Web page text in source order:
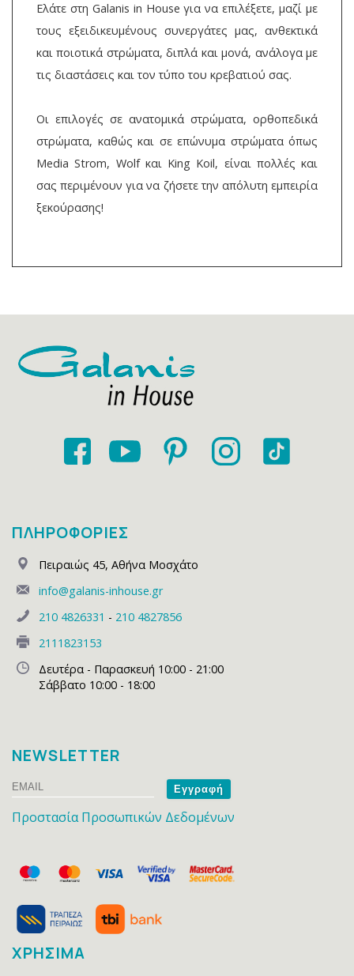
Ελάτε στη Galanis in House για να επιλέξετε, μαζί με
τους εξειδικευμένους συνεργάτες μας, ανθεκτικά
και ποιοτικά στρώματα, διπλά και μονά, ανάλογα με
τις διαστάσεις και τον τύπο του κρεβατιού σας.
Οι επιλογές σε ανατομικά στρώματα, ορθοπεδικά
στρώματα, καθώς και σε επώνυμα στρώματα όπως
Media Strom, Wolf και King Koil, είναι πολλές και
σας περιμένουν για να ζήσετε την απόλυτη εμπειρία
ξεκούρασης!
ΠΛΗΡΟΦΟΡΙΕΣ
Πειραιώς 45, Αθήνα Μοσχάτο
info@galanis-inhouse.gr
210 4826331 - 210 4827856
2111823153
Δευτέρα - Παρασκευή 10:00 - 21:00
Σάββατο 10:00 - 18:00
NEWSLETTER
Email
Name
Προστασία Προσωπικών Δεδομένων
ΧΡΗΣΙΜΑ